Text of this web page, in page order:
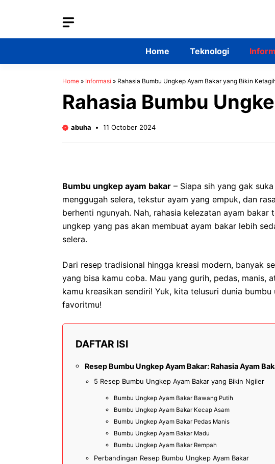
Home Teknologi
Home » Informasi » Rahasia Bumbu Ungkep Ayam Bakar yang Bikin
Rahasia Bumbu
abuha 11 October 2024
Bumbu ungkep ayam bakar – Siapa sih yang gak
menggugah selera, tekstur ayam yang empuk, dan
berhenti ngunyah. Nah, rahasia kelezatan ayam
ungkep yang pas akan membuat ayam bakar lebih
selera.
Dari resep tradisional hingga kreasi modern, banyak
yang bisa kamu coba. Mau yang gurih, pedas, manis,
kamu kreasikan sendiri! Yuk, kita telusuri dunia
favoritmu!
DAFTAR ISI
Resep Bumbu Ungkep Ayam Bakar: Rahasia Ayam
5 Resep Bumbu Ungkep Ayam Bakar yang Bikin Ngiler
Bumbu Ungkep Ayam Bakar Bawang Putih
Bumbu Ungkep Ayam Bakar Kecap Asam
Bumbu Ungkep Ayam Bakar Pedas Manis
Bumbu Ungkep Ayam Bakar Madu
Bumbu Ungkep Ayam Bakar Rempah
Perbandingan Resep Bumbu Ungkep Ayam Bakar